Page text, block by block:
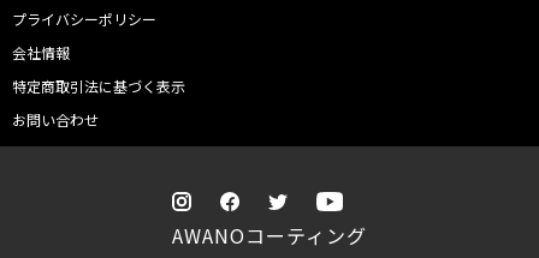
プライバシーポリシー
会社情報
特定商取引法に基づく表示
お問い合わせ
AWANOコーティング